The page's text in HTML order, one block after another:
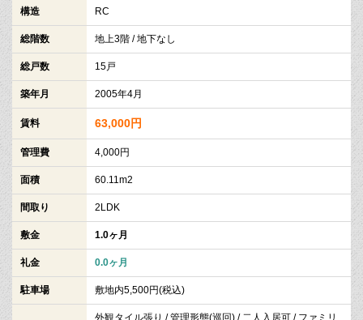
構造 RC
総階数 地上3階 / 地下なし
総戸数 15戸
築年月 2005年4月
賃料 63,000円
管理費 4,000円
面積 60.11m2
間取り 2LDK
敷金 1.0ヶ月
礼金 0.0ヶ月
駐車場 敷地内5,500円(税込)
外観タイル張り / 管理形態(巡回) / 二人入居可 / ファミリ